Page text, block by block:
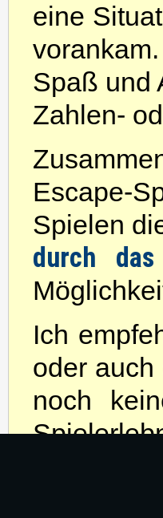
eine
Spaß und
Zahlen-
Escape-
Spielen
durch das
Ich
oder
noch